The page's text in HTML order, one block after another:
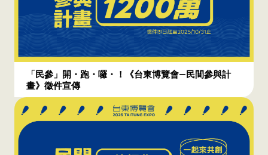
「民參」開・跑・囉・！《台東博覽會—民間參與計
畫》徵件宣傳